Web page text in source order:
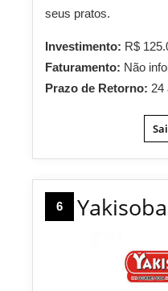
seus pratos.
Investimento: R$
Faturamento: Não
Prazo de Retorno: 24
6